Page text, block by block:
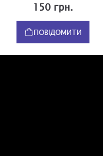
150 грн.
ПОВІДОМИТИ